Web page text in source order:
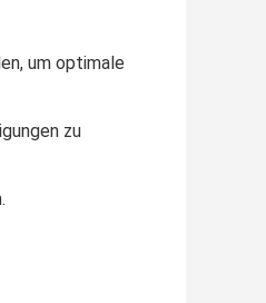
um optimale
zu